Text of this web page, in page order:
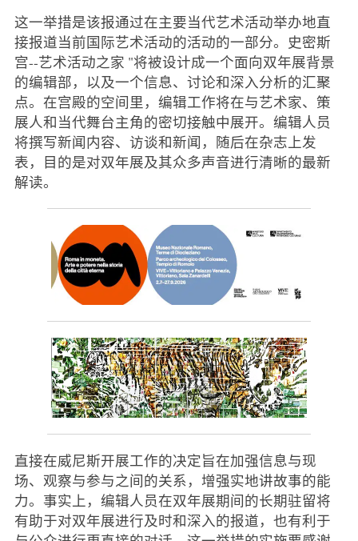
这一举措是该报通过在主要当代艺术活动举办地直
接报道当前国际艺术活动的活动的一部分。史密斯
宫--艺术活动之家 "将被设计成一个面向双年展背景
的编辑部，以及一个信息、讨论和深入分析的汇聚
点。在宫殿的空间里，编辑工作将在与艺术家、策
展人和当代舞台主角的密切接触中展开。编辑人员
将撰写新闻内容、访谈和新闻，随后在杂志上发
表，目的是对双年展及其众多声音进行清晰的最新
解读。
直接在威尼斯开展工作的决定旨在加强信息与现
场、观察与参与之间的关系，增强实地讲故事的能
力。事实上，编辑人员在双年展期间的长期驻留将
有助于对双年展进行及时和深入的报道，也有利于